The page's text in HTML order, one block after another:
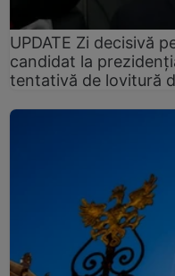
UPDATE Zi decisivă
candidat la
tentativă de lovitură